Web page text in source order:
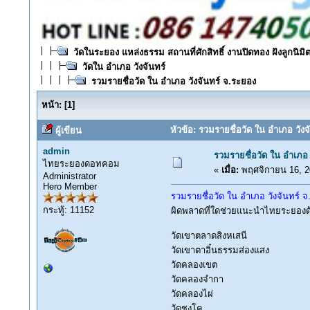
วัดในระยอง แหล่งธรรม สถานที่ศักสิทธิ์ งานปิดทอง ฝังลูกนิ
วัดใน อำเภอ วังจันทร์
รวมรายชื่อวัด ใน อำเภอ วังจันทร์ จ.ระยอง
หน้า: [1]
ผู้เขียน หัวข้อ: รวมรายชื่อวัด ใน อำเภอ วัง
admin
ไทยระยองดอทคอม
Administrator
Hero Member
กระทู้: 11152
รวมรายชื่อวัด ใน อำเภ
« เมื่อ: พฤศจิกายน 16,
รวมรายชื่อวัด ใน อำเภอ วังจันทร์ จ
ผิดพลาดที่ใดช่วยแนะนำไทยระยอง
วัดเขาตลาดสิงหเสนี
วัดเขาตาอิ๋นธรรมส่องแสง
วัดคลองเขต
วัดคลองจำกา
วัดคลองไผ่